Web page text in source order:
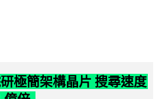
極簡架構晶片 搜尋速度